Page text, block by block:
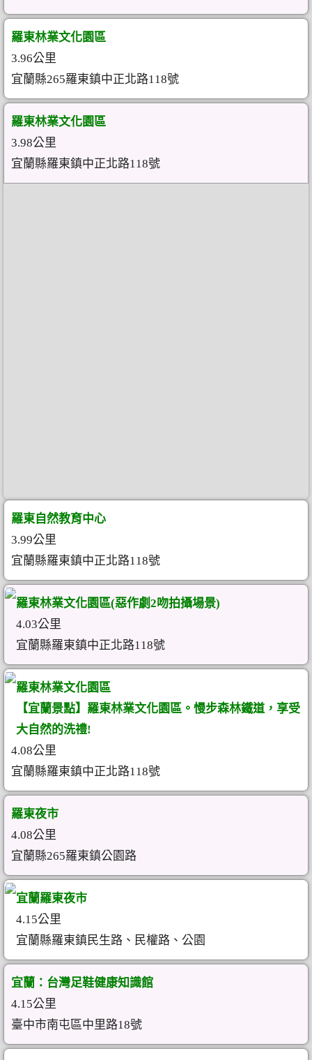
羅東林業文化園區
3.96公里
宜蘭縣265羅東鎮中正北路118號
羅東林業文化園區
3.98公里
宜蘭縣羅東鎮中正北路118號
羅東自然教育中心
3.99公里
宜蘭縣羅東鎮中正北路118號
羅東林業文化園區(惡作劇2吻拍攝場景)
4.03公里
宜蘭縣羅東鎮中正北路118號
羅東林業文化園區
【宜蘭景點】羅東林業文化園區。慢步森林鐵道，享受
大自然的洗禮!
4.08公里
宜蘭縣羅東鎮中正北路118號
羅東夜市
4.08公里
宜蘭縣265羅東鎮公園路
宜蘭羅東夜市
4.15公里
宜蘭縣羅東鎮民生路、民權路、公園
宜蘭：台灣足鞋健康知識館
4.15公里
臺中市南屯區中里路18號